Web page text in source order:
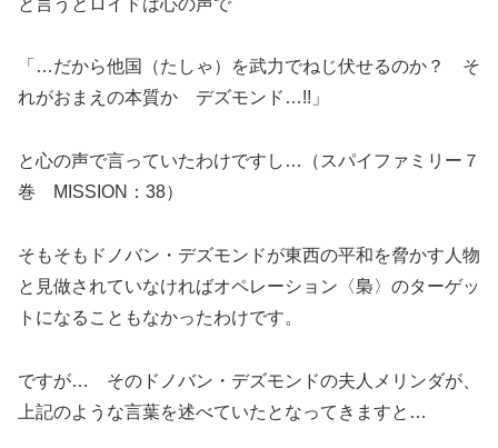
「…だから他国（たしゃ）を武力でねじ伏せるのか？ そ
れがおまえの本質か デズモンド…!!」
と心の声で言っていたわけですし…（スパイファミリー７
巻 MISSION：38）
そもそもドノバン・デズモンドが東西の平和を脅かす人物
と見做されていなければオペレーション〈梟〉のターゲッ
トになることもなかったわけです。
ですが… そのドノバン・デズモンドの夫人メリンダが、
上記のような言葉を述べていたとなってきますと…